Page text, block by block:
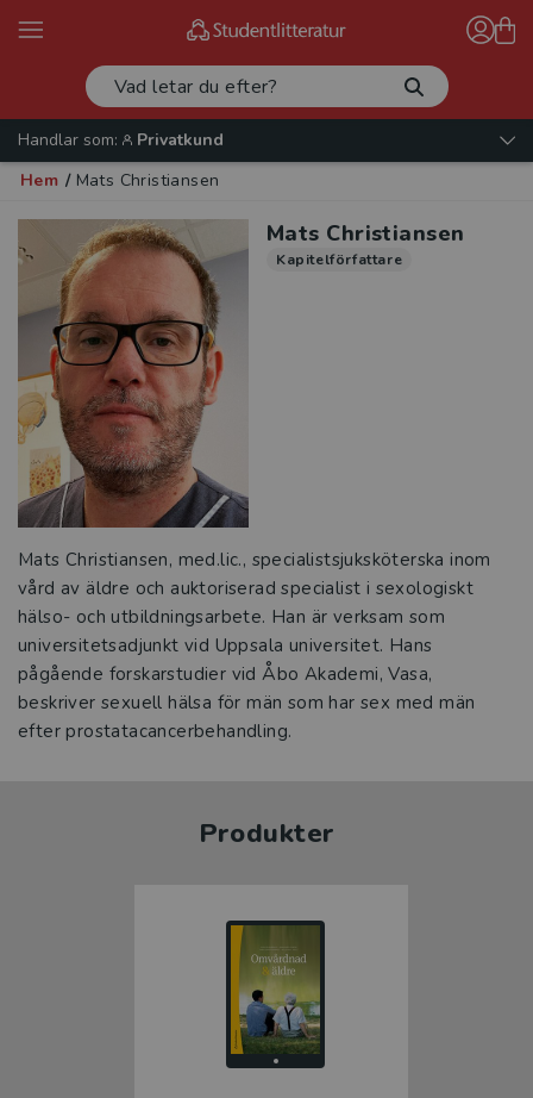
Handlar som:
Privatkund
Hem / Mats Christiansen
Mats Christiansen
Kapitelförfattare
Mats Christiansen, med.lic., specialistsjuksköterska inom
vård av äldre och auktoriserad specialist i sexologiskt
hälso- och utbildningsarbete. Han är verksam som
universitetsadjunkt vid Uppsala universitet. Hans
pågående forskarstudier vid Åbo Akademi, Vasa,
beskriver sexuell hälsa för män som har sex med män
efter prostatacancerbehandling.
Produkter